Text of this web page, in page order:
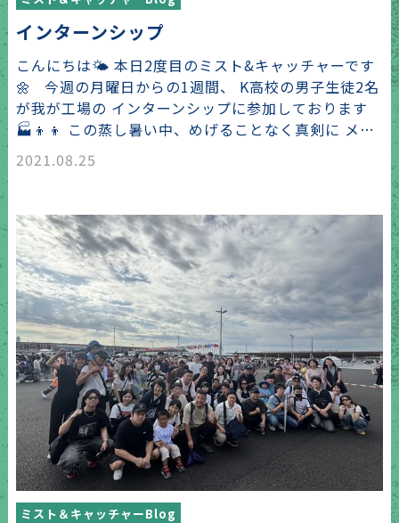
インターンシップ
こんにちは🌤 本日2度目のミスト&キャッチャーです
🌼 今週の月曜日からの1週間、 K高校の男子生徒2名
が我が工場の インターンシップに参加しております
🏭👦👦 この蒸し暑い中、めげることなく真剣に メ…
2021.08.25
ミスト＆キャッチャーBlog